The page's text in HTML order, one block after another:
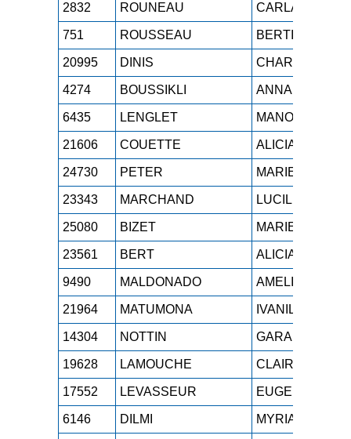
2832 ROUNEAU CARLA
751 ROUSSEAU BERTILLE
20995 DINIS CHARLINE
4274 BOUSSIKLI ANNA
6435 LENGLET MANON
21606 COUETTE ALICIA
24730 PETER MARIE
23343 MARCHAND LUCILE
25080 BIZET MARIE
23561 BERT ALICIA
9490 MALDONADO AMELIA
21964 MATUMONA IVANILDE
14304 NOTTIN GARANCE
19628 LAMOUCHE CLAIRE
17552 LEVASSEUR EUGENIE
6146 DILMI MYRIAM